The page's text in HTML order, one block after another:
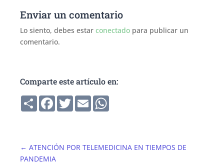
Enviar un comentario
Lo siento, debes estarconectado para publicar un
comentario.
Comparte este artículo en:
CompartirFacebookTwitterEmail
←ATENCIÓN POR TELEMEDICINA EN TIEMPOS DE
PANDEMIA